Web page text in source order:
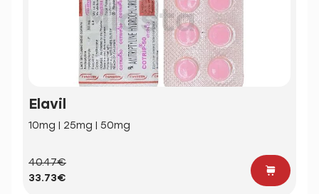
Elavil
10mg | 25mg | 50mg
40.47€
33.73€